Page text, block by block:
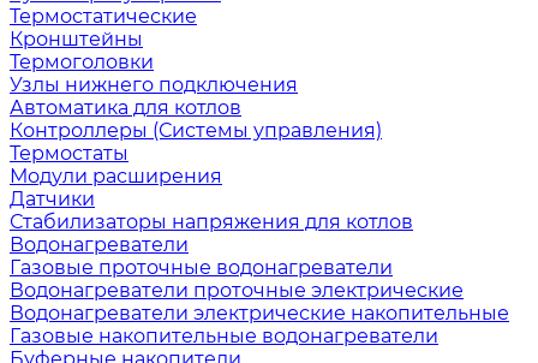
Термостатические
Кронштейны
Термоголовки
Узлы нижнего подключения
Автоматика для котлов
Контроллеры (Системы управления)
Термостаты
Модули расширения
Датчики
Стабилизаторы напряжения для котлов
Водонагреватели
Газовые проточные водонагреватели
Водонагреватели проточные электрические
Водонагреватели электрические накопительные
Газовые накопительные водонагреватели